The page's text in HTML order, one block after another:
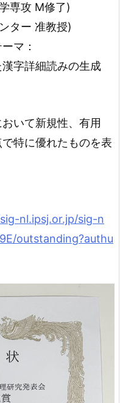
専攻 M修了)
ター 准教授)
マ：
字詳細読みの生成
いて新規性、有用
特に優れたものを表
nl.ipsj.or.jp/sig-n
outstanding?authu